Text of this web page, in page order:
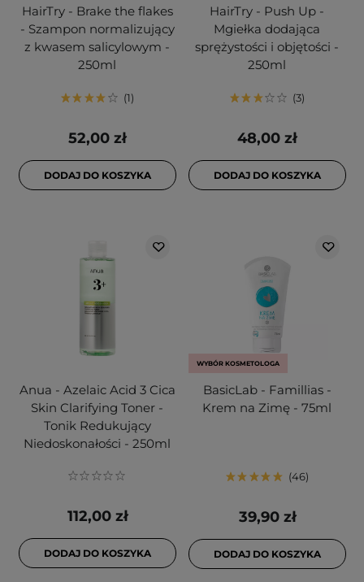
HairTry - Brake the flakes
- Szampon normalizujący
z kwasem salicylowym -
250ml
1
52,00 zł
DODAJ DO KOSZYKA
HairTry - Push Up -
Mgiełka dodająca
sprężystości i objętości -
250ml
3
48,00 zł
DODAJ DO KOSZYKA
Anua - Azelaic Acid 3 Cica
Skin Clarifying Toner -
Tonik Redukujący
Niedoskonałości - 250ml
112,00 zł
DODAJ DO KOSZYKA
WYBÓR KOSMETOLOGA
BasicLab - Famillias -
Krem na Zimę - 75ml
46
39,90 zł
DODAJ DO KOSZYKA